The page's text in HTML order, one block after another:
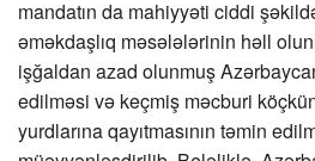
mandatın da mahiyyəti ciddi
əməkdaşlıq məsələlərinin həll
işğaldan azad olunmuş
edilməsi və keçmiş məcburi
yurdlarına qayıtmasının təmin